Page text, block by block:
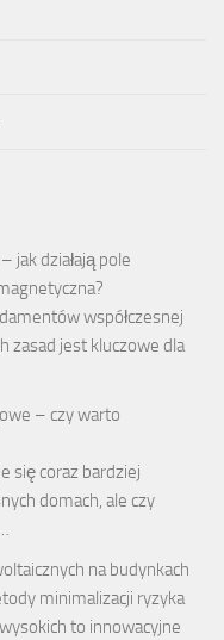
jak działają pole
współczesnej
zasad jest kluczowe dla
– czy warto
się coraz bardziej
domach, ale czy
na budynkach
minimalizacji ryzyka
to innowacyjne